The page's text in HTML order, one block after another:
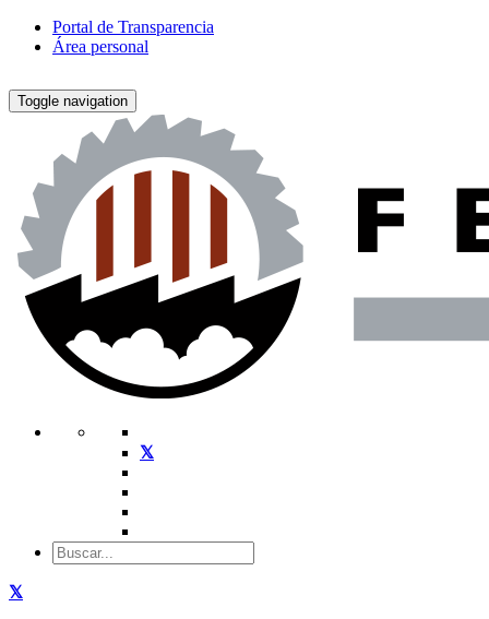
Portal de Transparencia
Área personal
Toggle navigation